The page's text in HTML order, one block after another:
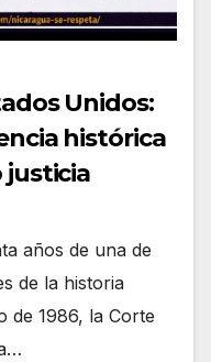
Unidos:
histórica
justicia
años de una de
de la historia
de 1986, la Corte